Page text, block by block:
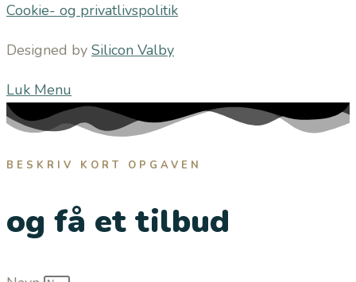
Cookie- og privatlivspolitik
Designed by Silicon Valby
Luk Menu
BESKRIV KORT OPGAVEN
og få et tilbud